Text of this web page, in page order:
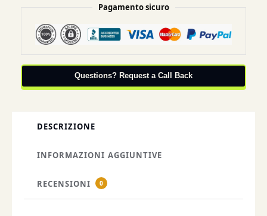
Pagamento sicuro
Questions? Request a Call Back
DESCRIZIONE
INFORMAZIONI AGGIUNTIVE
RECENSIONI 0